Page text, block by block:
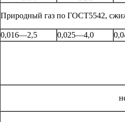
Природный газ по ГОСТ5542,
0,016—2,5 0,025—4,0